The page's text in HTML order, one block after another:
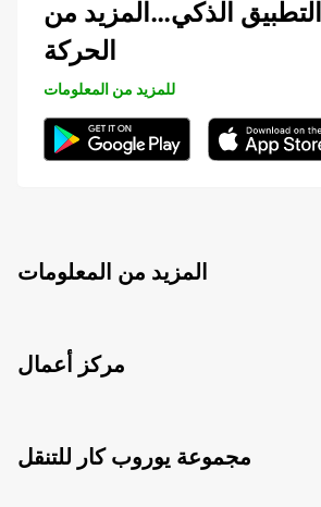
الذكي…المزيد من
الحركة
للمزيد من المعلومات
المزيد من المعلومات
مركز أعمال
مجموعة يوروب كار للتنقل